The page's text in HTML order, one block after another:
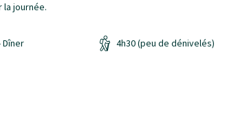
journée.
4h30 (peu de dénivelés)